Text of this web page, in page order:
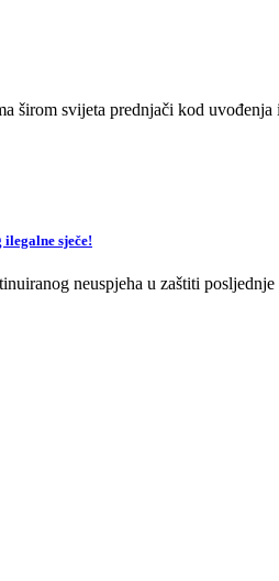
širom svijeta prednjači kod uvođenja
sječe!
neuspjeha u zaštiti